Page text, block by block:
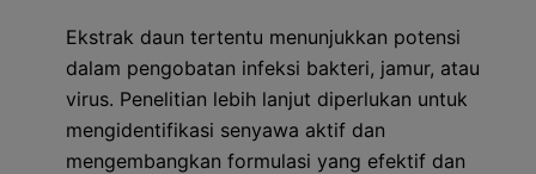
Ekstrak daun tertentu menunjukkan potensi
dalam pengobatan infeksi bakteri, jamur, atau
virus. Penelitian lebih lanjut diperlukan untuk
mengidentifikasi senyawa aktif dan
mengembangkan formulasi yang efektif dan